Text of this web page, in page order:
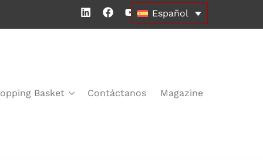
Español
Basket Contáctanos Magazine